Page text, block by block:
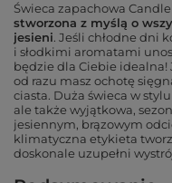
Świeca zapachowa
stworzona z myślą o
jesieni. Jeśli chłodne dni
i słodkimi aromatami
będzie dla Ciebie idealna!
od razu masz ochotę
ciasta. Duża świeca w
ale także wyjątkowa,
jesiennym, brązowym
klimatyczna etykieta
doskonale uzupełni